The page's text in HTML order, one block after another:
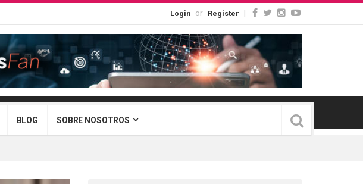
Login or Register
BLOG SOBRE NOSOTROS